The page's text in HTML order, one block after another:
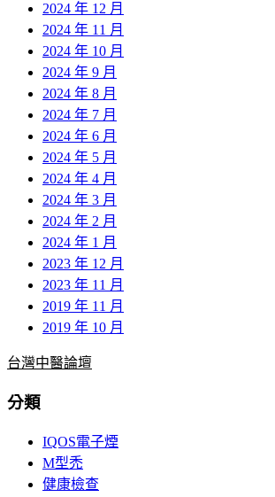
2024 年 12 月
2024 年 11 月
2024 年 10 月
2024 年 9 月
2024 年 8 月
2024 年 7 月
2024 年 6 月
2024 年 5 月
2024 年 4 月
2024 年 3 月
2024 年 2 月
2024 年 1 月
2023 年 12 月
2023 年 11 月
2019 年 11 月
2019 年 10 月
台灣中醫論壇
分類
IQOS電子煙
M型禿
健康檢查